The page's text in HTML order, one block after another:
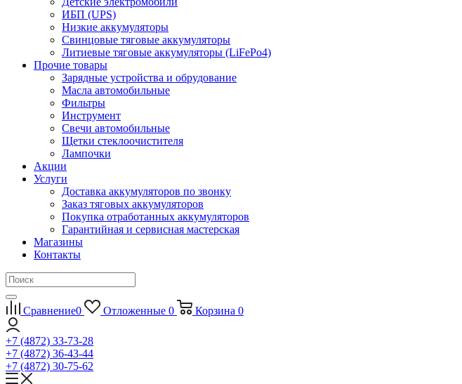
ИБП (UPS)
Низкие аккумуляторы
Свинцовые тяговые аккумуляторы
Литиевые тяговые аккумуляторы (LiFePo4)
Прочие товары
Зарядные устройства и обрудование
Масла автомобильные
Фильтры
Инструмент
Свечи автомобильные
Щетки стеклоочистителя
Лампочки
Акции
Услуги
Доставка аккумуляторов по звонку
Заказ тяговых аккумуляторов
Покупка отработанных аккумуляторов
Гарантийная и сервисная мастерская
Магазины
Контакты
Сравнение0 Отложенные 0 Корзина 0
+7 (4872) 33-73-28
+7 (4872) 36-43-44
+7 (4872) 30-75-62